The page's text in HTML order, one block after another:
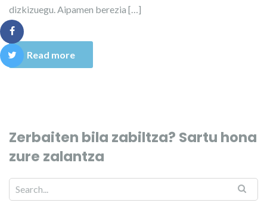
dizkizuegu. Aipamen berezia […]
Read more
Zerbaiten bila zabiltza? Sartu hona
zure zalantza